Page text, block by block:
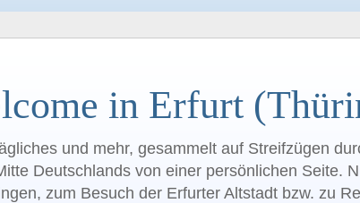
in Erfurt
und mehr, gesammelt auf Streifzügen
Deutschlands von einer persönlichen Seite.
zum Besuch der Erfurter Altstadt bzw. zu